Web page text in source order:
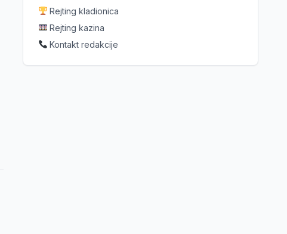
Rejting kladionica
Rejting kazina
Kontakt redakcije